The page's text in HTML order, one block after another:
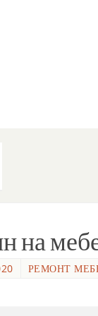
на
РЕМОНТ